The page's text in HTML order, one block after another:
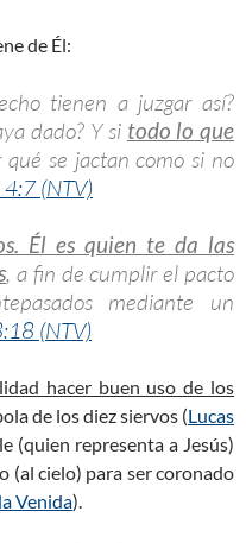
de Él:
tienen a juzgar así?
dado? Y si todo lo que
qué se jactan como si no
(NTV)
Él es quien te da las
, a fin de cumplir el pacto
mediante un
(NTV)
hacer buen uso de los
de los diez siervos (Lucas
(quien representa a Jesús)
(al cielo) para ser coronado
Venida).